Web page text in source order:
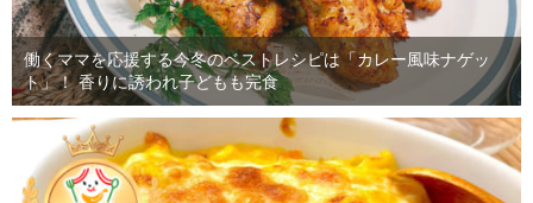
働くママを応援する今冬のベストレシピは「カレー風味ナゲッ
ト」！ 香りに誘われ子どもも完食